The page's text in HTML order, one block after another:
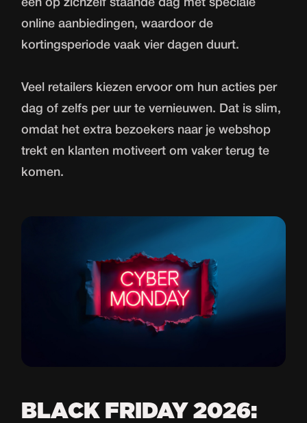
een op zichzelf staande dag met speciale
online aanbiedingen, waardoor de
kortingsperiode vaak vier dagen duurt.
Veel retailers kiezen ervoor om hun acties per
dag of zelfs per uur te vernieuwen. Dat is slim,
omdat het extra bezoekers naar je webshop
trekt en klanten motiveert om vaker terug te
komen.
BLACK FRIDAY 2026: